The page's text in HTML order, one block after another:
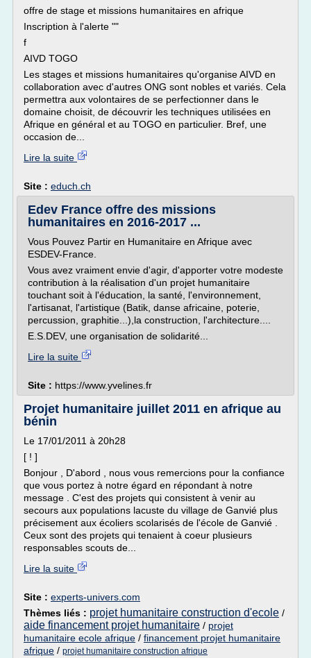
offre de stage et missions humanitaires en afrique
Inscription à l'alerte ""
f
AIVD TOGO
Les stages et missions humanitaires qu'organise AIVD en
collaboration avec d'autres ONG sont nobles et variés. Cela
permettra aux volontaires de se perfectionner dans le
domaine choisit, de découvrir les techniques utilisées en
Afrique en général et au TOGO en particulier. Bref, une
occasion de...
Lire la suite
Site : educh.ch
Edev France offre des missions
humanitaires en 2016-2017 ...
Vous Pouvez Partir en Humanitaire en Afrique avec
ESDEV-France.
Vous avez vraiment envie d'agir, d'apporter votre modeste
contribution à la réalisation d'un projet humanitaire
touchant soit à l'éducation, la santé, l'environnement,
l'artisanat, l'artistique (Batik, danse africaine, poterie,
percussion, graphitie...),la construction, l'architecture....
E.S.DEV, une organisation de solidarité...
Lire la suite
Site : https://www.yvelines.fr
Projet humanitaire juillet 2011 en afrique au
bénin
Le 17/01/2011 à 20h28
[ ! ]
Bonjour , D'abord , nous vous remercions pour la confiance
que vous portez à notre égard en répondant à notre
message . C'est des projets qui consistent à venir au
secours aux populations lacuste du village de Ganvié plus
précisement aux écoliers scolarisés de l'école de Ganvié .
Ceux sont des projets qui tenaient à coeur plusieurs
responsables scouts de...
Lire la suite
Site : experts-univers.com
Thèmes liés : projet humanitaire construction d'ecole /
aide financement projet humanitaire / projet
humanitaire ecole afrique / financement projet humanitaire
afrique / projet humanitaire construction afrique